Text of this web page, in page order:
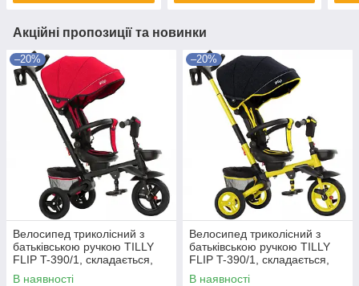
Акційні пропозиції та новинки
–20%
Велосипед триколісний з
батьківською ручкою TILLY
FLIP T-390/1, складається,
поворотне сидіння, червоний
В наявності
–20%
Велосипед триколісний з
батьківською ручкою TILLY
FLIP T-390/1, складається,
поворотне сидіння, жовтий
В наявності